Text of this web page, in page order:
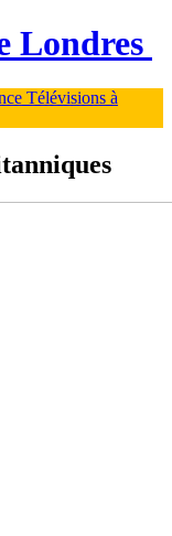
Londres
Télévisions à